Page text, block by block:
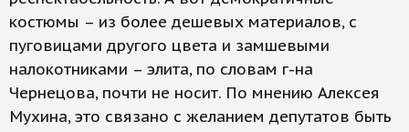
костюмы – из более дешевых материалов, с
пуговицами другого цвета и замшевыми
налокотниками – элита, по словам г-на
Чернецова, почти не носит. По мнению Алексея
Мухина, это связано с желанием депутатов быть